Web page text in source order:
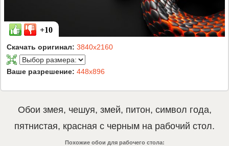
+10
Скачать оригинал: 3840x2160
Ваше разрешение: 448x896
Обои змея, чешуя, змей, питон, символ года,
пятнистая, красная с черным на рабочий стол.
Похожие обои для рабочего стола: